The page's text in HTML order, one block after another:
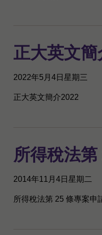
正大英文
2022年5月4日星期三
正大英文簡介2022
所得稅法
2014年11月4日星期二
所得稅法第 25 條專案申